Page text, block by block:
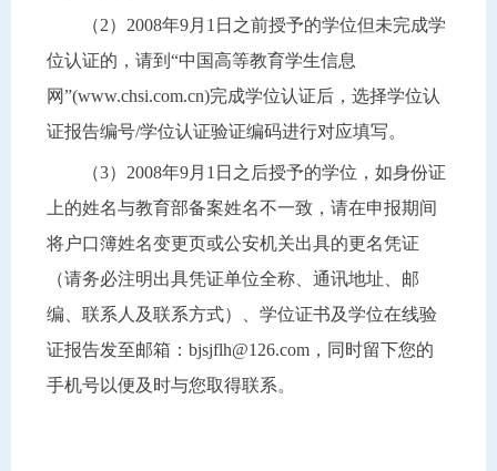
（2）2008年9月1日之前授予的学位但未完成学
位认证的，请到“中国高等教育学生信息
网”(www.chsi.com.cn)完成学位认证后，选择学位认
证报告编号/学位认证验证编码进行对应填写。
（3）2008年9月1日之后授予的学位，如身份证
上的姓名与教育部备案姓名不一致，请在申报期间
将户口簿姓名变更页或公安机关出具的更名凭证
（请务必注明出具凭证单位全称、通讯地址、邮
编、联系人及联系方式）、学位证书及学位在线验
证报告发至邮箱：bjsjflh@126.com，同时留下您的
手机号以便及时与您取得联系。